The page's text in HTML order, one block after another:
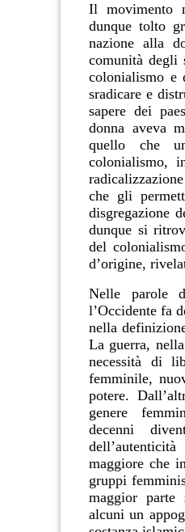
Il movimento
dunque tolto
nazione alla
comunità degli
colonialismo e
sradicare e
sapere dei
donna aveva
quello che
colonialismo,
che gli
disgregazione
dunque si
del
d’origine,
Nelle
l’Occidente fa
nella
La guerra,
necessità di
femminile,
potere.
genere
decenni
maggiore che
gruppi
maggior
alcuni un